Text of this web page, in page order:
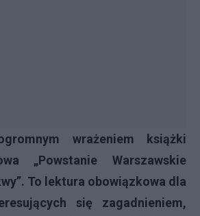
wrażeniem książki
„Powstanie Warszawskie
To lektura obowiązkowa dla
się zagadnieniem,